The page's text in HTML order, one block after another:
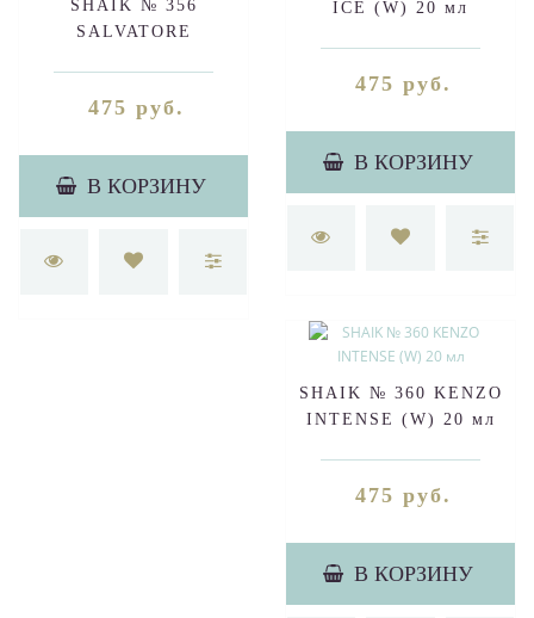
SHAIK № 356
SALVATORE
475 руб.
В КОРЗИНУ
ICE (W) 20 мл
475 руб.
В КОРЗИНУ
SHAIK № 360 KENZO
INTENSE (W) 20 мл
475 руб.
В КОРЗИНУ